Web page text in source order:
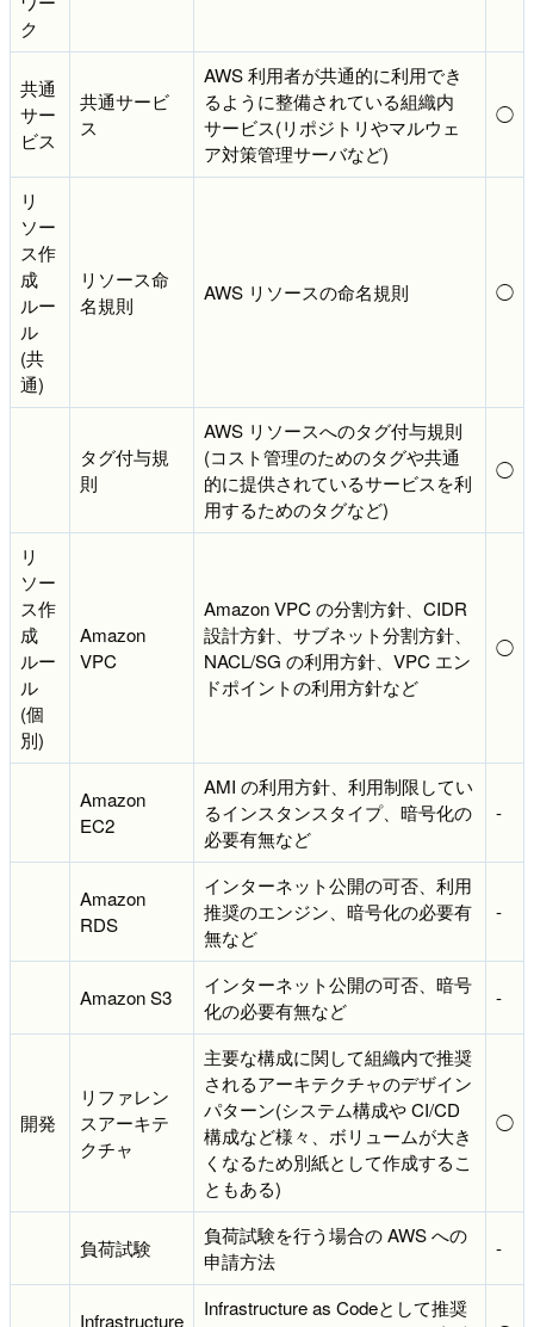
ク
共通
サー
ビス
共通サービ
ス
AWS 利用者が共通的に利用でき
るように整備されている組織内
サービス(リポジトリやマルウェ
ア対策管理サーバなど)
◯
リ
ソー
ス作
成
ルー
ル
(共
通)
リソース命
名規則
AWS リソースの命名規則 ◯
タグ付与規
則
AWS リソースへのタグ付与規則
(コスト管理のためのタグや共通
的に提供されているサービスを利
用するためのタグなど)
◯
リ
ソー
ス作
成
ルー
ル
(個
別)
Amazon
VPC
Amazon VPC の分割方針、CIDR
設計方針、サブネット分割方針、
NACL/SG の利用方針、VPC エン
ドポイントの利用方針など
◯
Amazon
EC2
AMI の利用方針、利用制限してい
るインスタンスタイプ、暗号化の
必要有無など
-
Amazon
RDS
インターネット公開の可否、利用
推奨のエンジン、暗号化の必要有
無など
-
Amazon S3
インターネット公開の可否、暗号
化の必要有無など
-
開発
リファレン
スアーキテ
クチャ
主要な構成に関して組織内で推奨
されるアーキテクチャのデザイン
パターン(システム構成や CI/CD
構成など様々、ボリュームが大き
くなるため別紙として作成するこ
ともある)
◯
負荷試験
負荷試験を行う場合の AWS への
申請方法
-
Infrastructure
Infrastructure as Codeとして推奨